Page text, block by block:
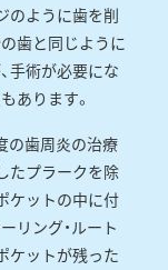
のように歯を削
歯と同じように
手術が必要にな
あります。
の歯周炎の治療
たプラークを除
ケットの中に付
リング・ルート
ケットが残った